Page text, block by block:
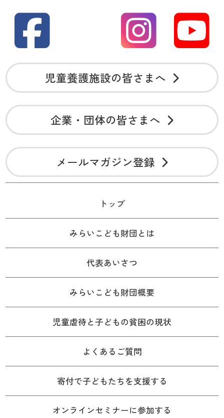
児童養護施設の皆さまへ
企業・団体の皆さまへ
メールマガジン登録
トップ
みらいこども財団とは
代表あいさつ
みらいこども財団概要
児童虐待と子どもの貧困の現状
よくあるご質問
寄付で子どもたちを支援する
オンラインセミナーに参加する